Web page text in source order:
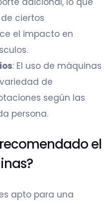
ciertos
el impacto en
: El uso de máquinas
de
según las
persona.
el
apto para una